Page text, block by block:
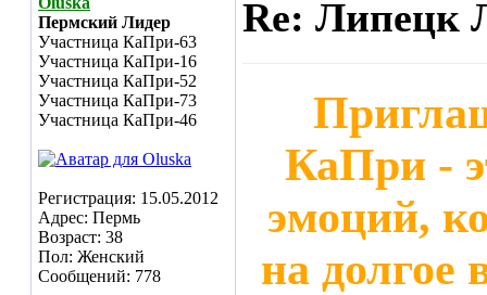
Пермский Лидер
Участница КаПри-63
Участница КаПри-16
Участница КаПри-52
Участница КаПри-73
Участница КаПри-46
Регистрация: 15.05.2012
Адрес: Пермь
Возраст: 38
Пол: Женский
Сообщений: 778
Re: Липецк
КаПри -
эмоций,
на долгое